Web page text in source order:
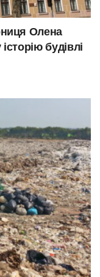
Олена
будівлі